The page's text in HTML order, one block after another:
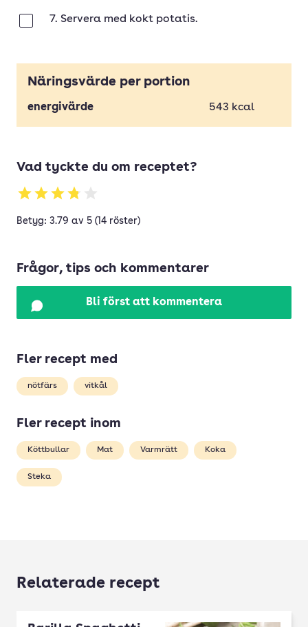
7. Servera med kokt potatis.
Näringsvärde per portion
energivärde 543 kcal
Vad tyckte du om receptet?
Betyg: 3.79 av 5 (14 röster)
Frågor, tips och kommentarer
Bli först att kommentera
Fler recept med
nötfärs vitkål
Fler recept inom
Köttbullar Mat Varmrätt Koka
Steka
Relaterade recept